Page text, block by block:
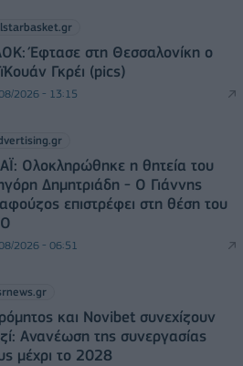
Έφτασε στη Θεσσαλονίκη ο
Γκρέι (pics)
2026 - 13:15
Ολοκληρώθηκε η θητεία του
Δημητριάδη - Ο Γιάννης
επιστρέφει στη θέση του
2026 - 06:51
και Novibet συνεχίζουν
Ανανέωση της συνεργασίας
μέχρι το 2028